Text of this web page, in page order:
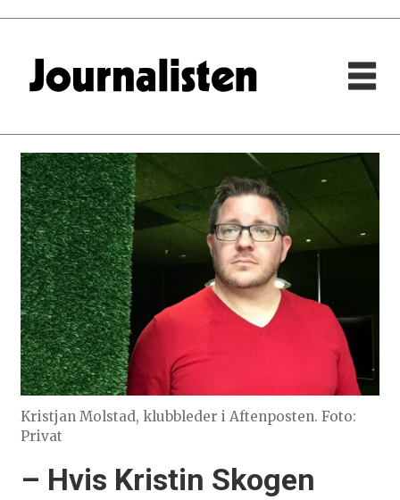
Kristjan Molstad, klubbleder i Aftenposten. Foto:
Privat
– Hvis Kristin Skogen